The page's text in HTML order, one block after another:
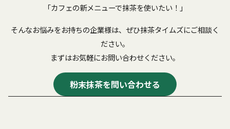
「カフェの新メニューで抹茶を使いたい！」
そんなお悩みをお持ちの企業様は、ぜひ抹茶タイムズにご相談く
ださい。
まずはお気軽にお問い合わせください。
粉末抹茶を問い合わせる